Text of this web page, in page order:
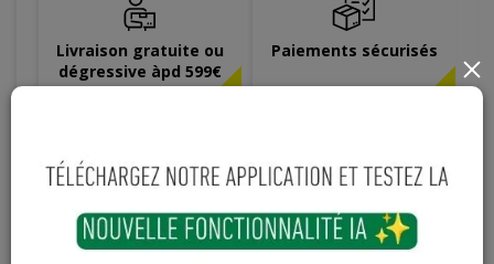
Livraison gratuite ou
dégressive àpd 599€
Paiements sécurisés
8,01 € / ml
(3 ml / pièce) 24,03€ TTC
×